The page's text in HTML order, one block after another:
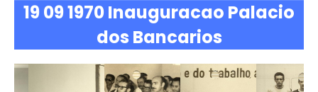
19 09 1970 Inauguracao Palacio
dos Bancarios